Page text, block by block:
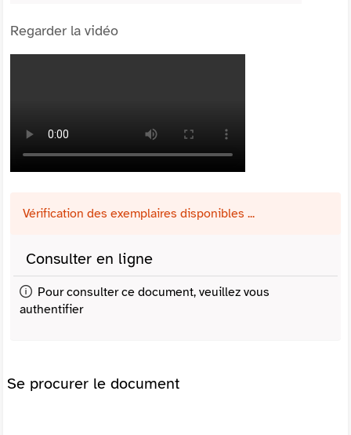
Regarder la vidéo
Vérification des exemplaires disponibles ...
Consulter en ligne
Pour consulter ce document, veuillez vous
authentifier
Se procurer le document